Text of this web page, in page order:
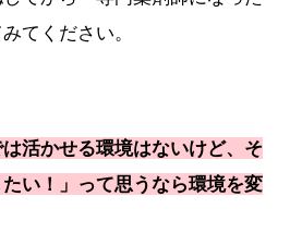
てください。
は活かせる環境はないけど、そ
い！」って思うなら環境を変